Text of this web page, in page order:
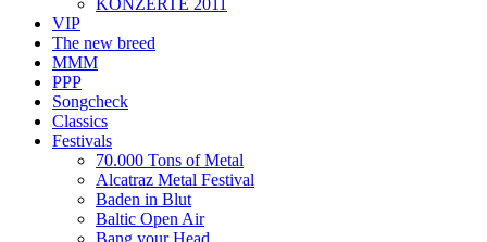
KONZERTE 2011
VIP
The new breed
MMM
PPP
Songcheck
Classics
Festivals
70.000 Tons of Metal
Alcatraz Metal Festival
Baden in Blut
Baltic Open Air
Bang your Head